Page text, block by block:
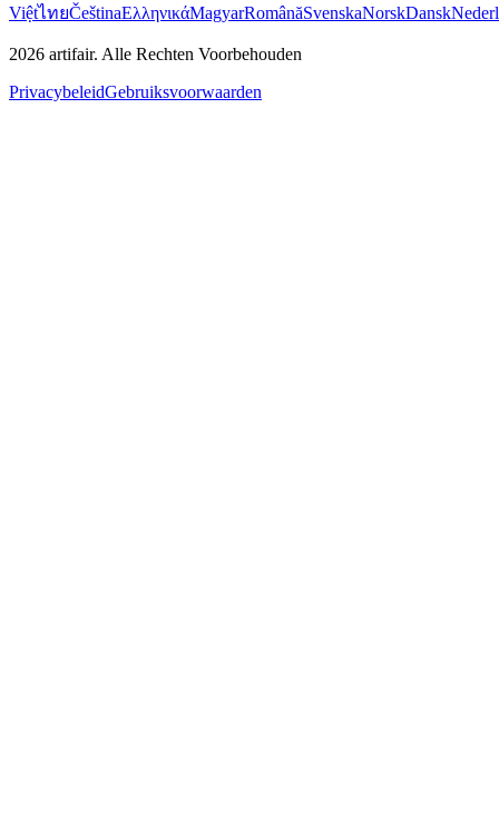
ViệtไทยČeštinaΕλληνικάMagyarRomânăSvenskaNorskDansk
2026 artifair. Alle Rechten Voorbehouden
PrivacybeleidGebruiksvoorwaarden